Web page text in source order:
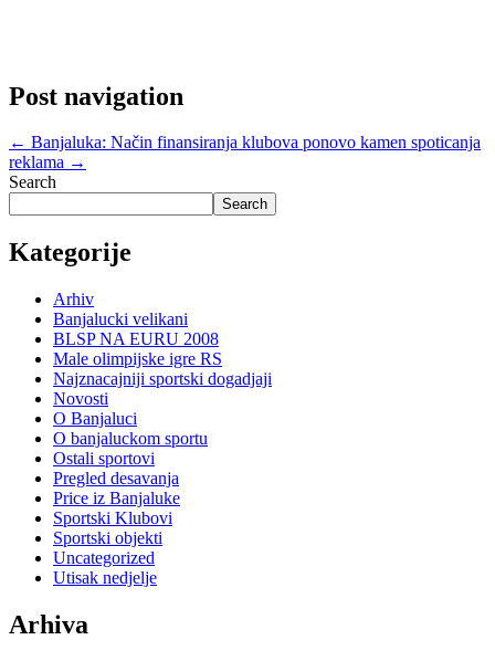
Post navigation
← Banjaluka: Način finansiranja klubova ponovo kamen spoticanja
reklama →
Search
Search
Kategorije
Arhiv
Banjalucki velikani
BLSP NA EURU 2008
Male olimpijske igre RS
Najznacajniji sportski dogadjaji
Novosti
O Banjaluci
O banjaluckom sportu
Ostali sportovi
Pregled desavanja
Price iz Banjaluke
Sportski Klubovi
Sportski objekti
Uncategorized
Utisak nedjelje
Arhiva